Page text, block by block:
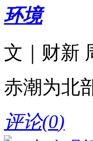
环境
文｜财新
赤潮为北
评论(0)